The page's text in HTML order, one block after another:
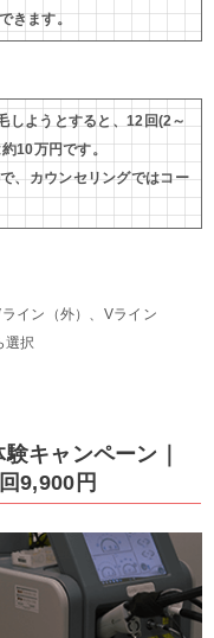
きます。
しようとすると、12回(2～
10万円です。
、カウンセリングではコー
イン（外）、Vライン
選択
キャンペーン｜
9,900円